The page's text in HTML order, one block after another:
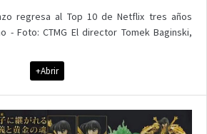
regresa al Top 10 de Netflix tres años
- Foto: CTMG El director Tomek Baginski,
+Abrir